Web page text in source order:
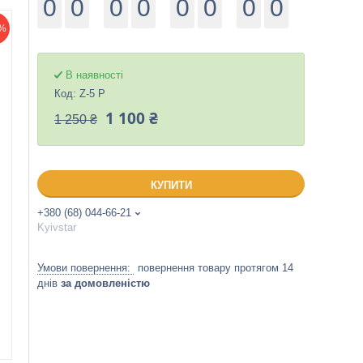
0 0 0 0 0 0 0 0
В наявності
Код: Z-5 P
1 250 ₴ 1 100 ₴
КУПИТИ
+380 (68) 044-66-21
Kyivstar
повернення товару протягом 14
днів за домовленістю